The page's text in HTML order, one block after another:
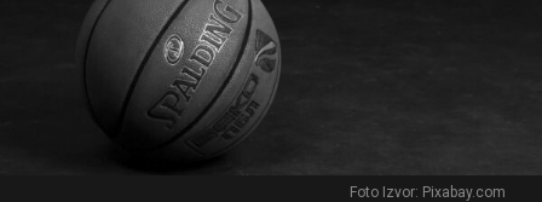
Foto Izvor: Pixabay.com